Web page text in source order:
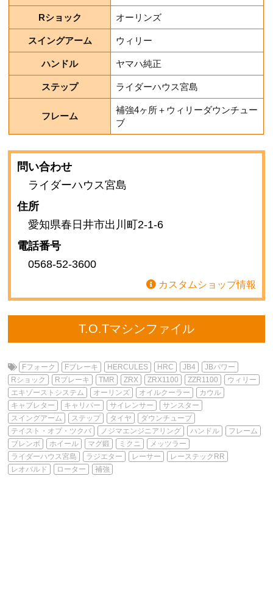
Rショック オーリンズ
スイングアーム ウィリー
ハンドル ヤマハ純正
ステップ ライダーハウス宮島
フレーム
補強4ヶ所＋ウィリーダウンチュー
ブ
問い合わせ
ライダーハウス宮島
住所
愛知県春日井市出川町2-1-6
電話番号
0568-52-3600
カスタムショップ情報
T.O.Tマシンファイル
Fフォーク Fブレーキ HERCULES HRC JB4
JBパワー
Rショック
Rブレーキ TMR ZRX ZRX1100 ZZR1100
ウィリー
エキゾーストシステム
オーリンズ オイルクーラー
カウル
キャブレター
キャリパー サイレンサー
サンスター
スイングアーム
ステップ タイヤ
ダウンチューブ
テイスト・オブ・ツクバ
ノジマエンジニアリング ハンドル
フレーム
ブレンボ
ホイール マグ鍛 ミクニ
メッツラー
ライダーハウス宮島
ラジエター レーサー
レーステックRR
レオパルド
ローター 補強